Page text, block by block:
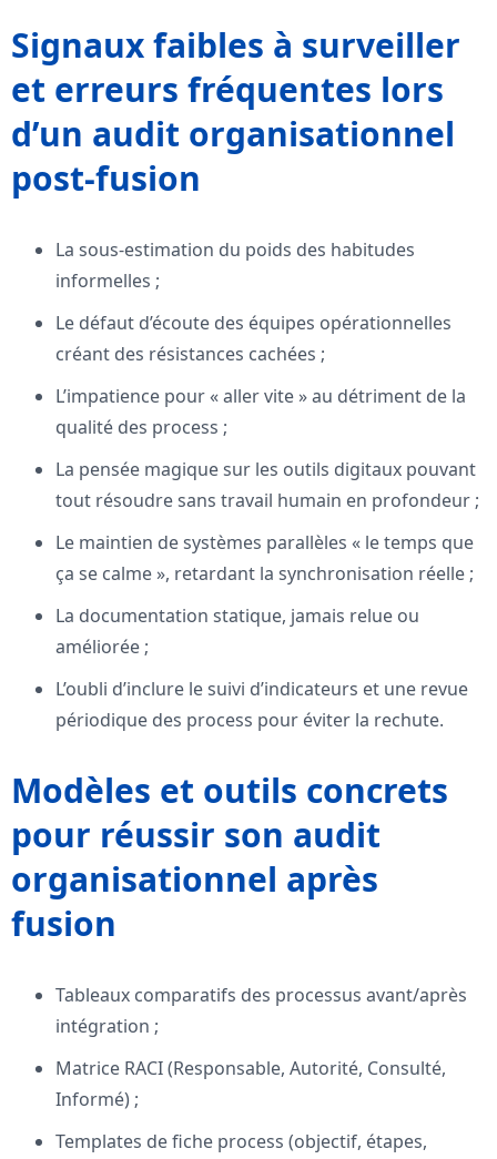
Signaux faibles à surveiller
et erreurs fréquentes lors
d’un audit organisationnel
post-fusion
La sous-estimation du poids des habitudes
informelles ;
Le défaut d’écoute des équipes opérationnelles
créant des résistances cachées ;
L’impatience pour « aller vite » au détriment de la
qualité des process ;
La pensée magique sur les outils digitaux pouvant
tout résoudre sans travail humain en profondeur ;
Le maintien de systèmes parallèles « le temps que
ça se calme », retardant la synchronisation réelle ;
La documentation statique, jamais relue ou
améliorée ;
L’oubli d’inclure le suivi d’indicateurs et une revue
périodique des process pour éviter la rechute.
Modèles et outils concrets
pour réussir son audit
organisationnel après
fusion
Tableaux comparatifs des processus avant/après
intégration ;
Matrice RACI (Responsable, Autorité, Consulté,
Informé) ;
Templates de fiche process (objectif, étapes,